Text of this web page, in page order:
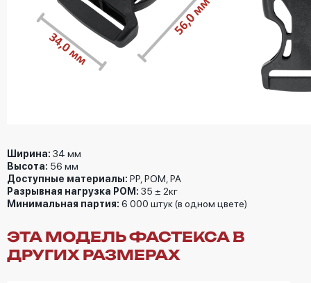
Ширина: 34 мм
Высота: 56 мм
Доступные материалы: РР, РОМ, РА
Разрывная нагрузка РОМ: 35 ± 2кг
Минимальная партия: 6 000 штук (в одном цвете)
ЭТА МОДЕЛЬ ФАСТЕКСА В
ДРУГИХ РАЗМЕРАХ